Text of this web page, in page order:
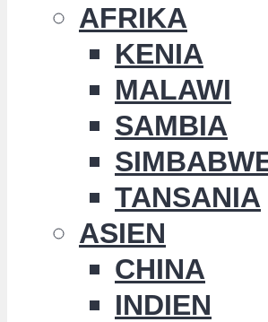
AFRIKA
KENIA
MALAWI
SAMBIA
TANSANIA
ASIEN
CHINA
INDIEN